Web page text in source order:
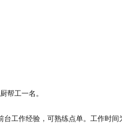
帮工一名。
工作经验，可熟练点单。工作时间